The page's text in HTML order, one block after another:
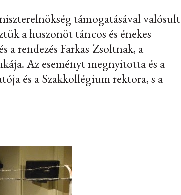
támogatásával valósult
a huszonöt táncos és énekes
rendezés Farkas Zsoltnak, a
Az eseményt megnyitotta és a
és a Szakkollégium rektora, s a